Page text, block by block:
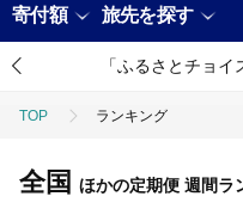
寄付額 旅先を探す
「ふるさとチョ
TOP ランキング
全国 ほかの定期便 週間ラ